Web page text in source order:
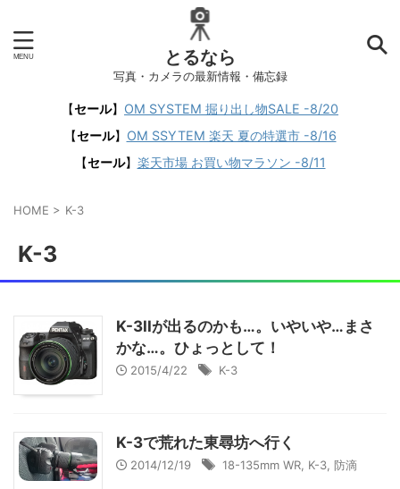
とるなら
写真・カメラの最新情報・備忘録
【セール】 OM SYSTEM 掘り出し物SALE -8/20
【セール】 OM SSYTEM 楽天 夏の特選市 -8/16
【セール】 楽天市場 お買い物マラソン -8/11
HOME > K-3
K-3
K-3IIが出るのかも…。いやいや…まさ
かな…。ひょっとして！
2015/4/22 K-3
K-3で荒れた東尋坊へ行く
2014/12/19 18-135mm WR K-3 防滴